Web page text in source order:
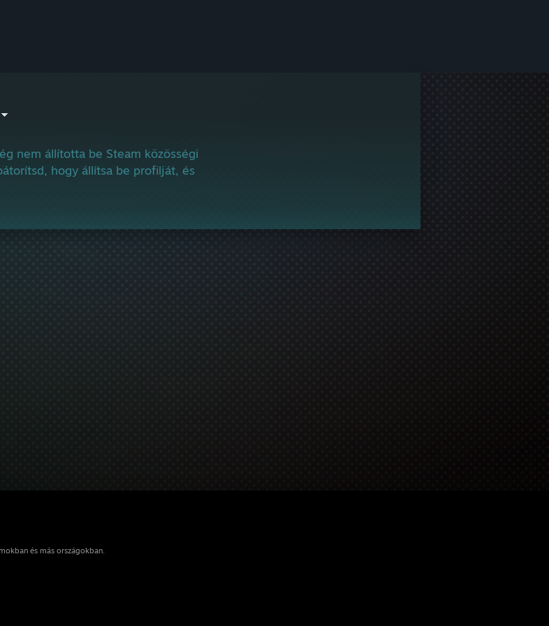
nem állította be Steam közösségi profilját.
hogy állítsa be profilját, és vegyen részt a játékban!
és más országokban.